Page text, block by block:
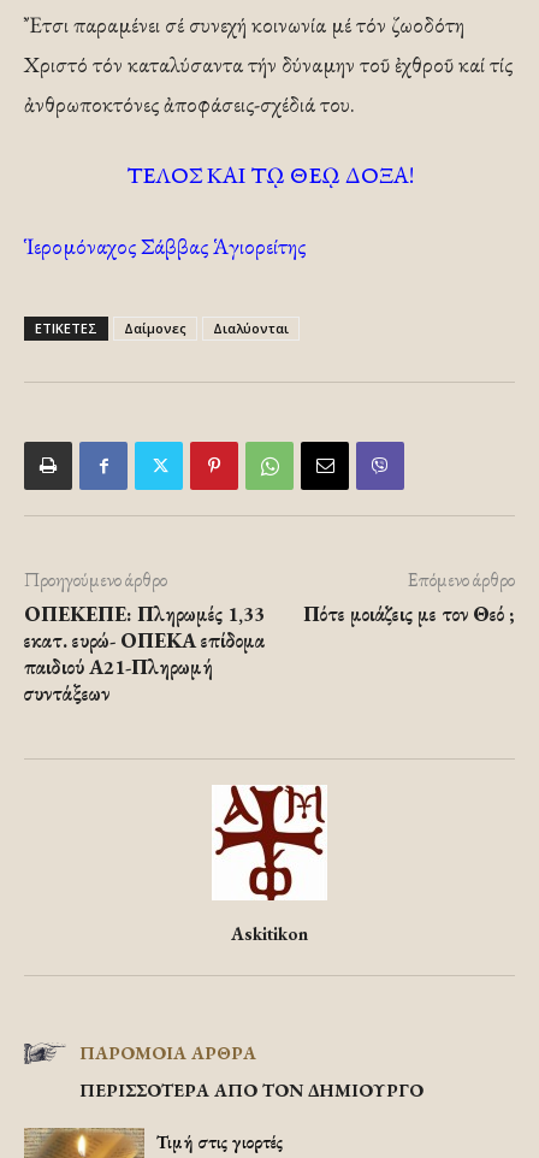
Ἔτσι παραμένει σέ συνεχή κοινωνία μέ τόν ζωοδότη
Χριστό τόν καταλύσαντα τήν δύναμην τοῦ ἐχθροῦ καί τίς
ἀνθρωποκτόνες ἀποφάσεις-σχέδιά του.
ΤΕΛΟΣ ΚΑΙ Τῼ ΘΕῼ ΔΟΞΑ!
Ἱερομόναχος Σάββας Ἁγιορείτης
ΕΤΙΚΕΤΕΣ Δαίμονες Διαλύονται
Προηγούμενο άρθρο
ΟΠΕΚΕΠΕ: Πληρωμές 1,33
εκατ. ευρώ- ΟΠΕΚΑ επίδομα
παιδιού Α21-Πληρωμή
συντάξεων
Επόμενο άρθρο
Πότε μοιάζεις με τον Θεό ;
Askitikon
ΠΑΡΟΜΟΙΑ ΑΡΘΡΑ
ΠΕΡΙΣΣΟΤΕΡΑ ΑΠΟ ΤΟΝ ΔΗΜΙΟΥΡΓΟ
Τιμή στις γιορτές